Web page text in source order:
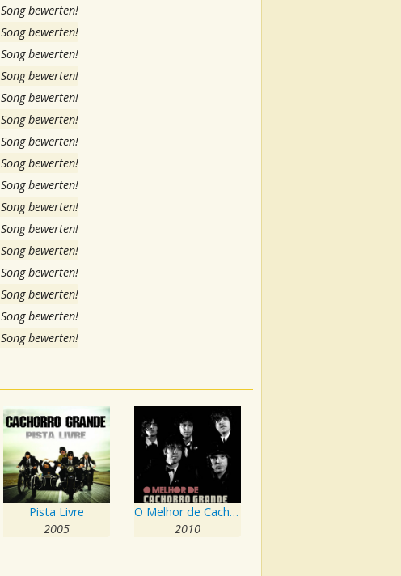
Song bewerten!
Song bewerten!
Song bewerten!
Song bewerten!
Song bewerten!
Song bewerten!
Song bewerten!
Song bewerten!
Song bewerten!
Song bewerten!
Song bewerten!
Song bewerten!
Song bewerten!
Song bewerten!
Song bewerten!
Song bewerten!
Pista Livre
2005
O Melhor de Cachorro Grande
2010